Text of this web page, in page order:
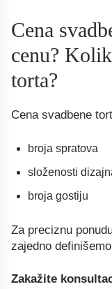
Cena
cenu?
torta?
Cena svadbene
broja spratova
složenosti
broja gostiju
Za preciznu
zajedno
Zakažite